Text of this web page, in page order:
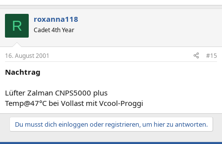
R roxanna118
Cadet 4th Year
16. August 2001 #15
Nachtrag
Lüfter Zalman CNPS5000 plus
Temp@47°C bei Vollast mit Vcool-Proggi
Du musst dich einloggen oder registrieren, um hier zu antworten.